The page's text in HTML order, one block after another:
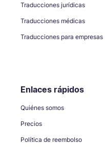
Traducciones jurídicas
Traducciones médicas
Traducciones para empresas
Enlaces rápidos
Quiénes somos
Precios
Política de reembolso